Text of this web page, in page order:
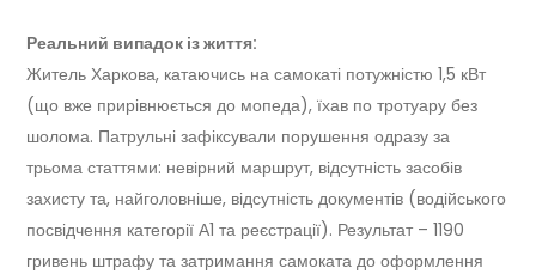
Реальний випадок із життя:
Житель Харкова, катаючись на самокаті потужністю 1,5 кВт
(що вже прирівнюється до мопеда), їхав по тротуару без
шолома. Патрульні зафіксували порушення одразу за
трьома статтями: невірний маршрут, відсутність засобів
захисту та, найголовніше, відсутність документів (водійського
посвідчення категорії А1 та реєстрації). Результат – 1190
гривень штрафу та затримання самоката до оформлення